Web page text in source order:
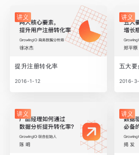
讲义
提升注册转化率
2016-1-12
讲义
五大
2016-
讲义 讲义